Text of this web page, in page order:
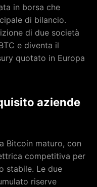
in borsa che
di bilancio.
di due società
e diventa il
quotato in Europa
aziende
Bitcoin maturo, con
competitiva per
stabile. Le due
riserve